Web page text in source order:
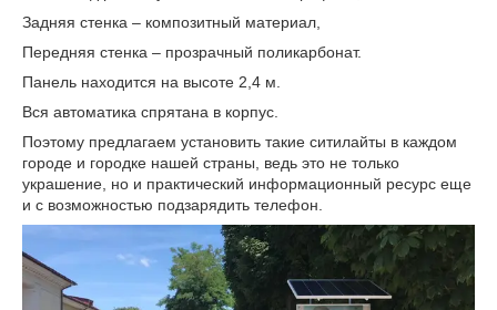
Задняя стенка – композитный материал,
Передняя стенка – прозрачный поликарбонат.
Панель находится на высоте 2,4 м.
Вся автоматика спрятана в корпус.
Поэтому предлагаем установить такие ситилайты в каждом
городе и городке нашей страны, ведь это не только
украшение, но и практический информационный ресурс еще
и с возможностью подзарядить телефон.